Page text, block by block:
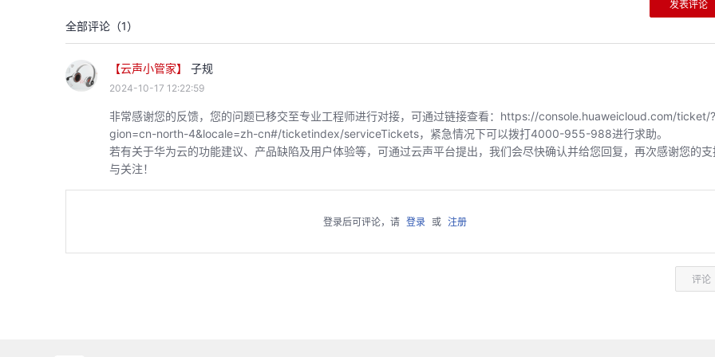
发表评论
全部评论（1）
【云声小管家】 子规
2024-10-17 12:22:59
非常感谢您的反馈，您的问题已移交至专业工程师进行对接，可通过链接查看：https://console.huaweicloud.com/ticket/
gion=cn-north-4&locale=zh-cn#/ticketindex/serviceTickets，紧急情况下可以拨打4000-955-988进行求助。
若有关于华为云的功能建议、产品缺陷及用户体验等，可通过云声平台提出，我们会尽快确认并给您回复，再次感谢您的支
与关注！
登录后可评论，请 登录 或 注册
评论